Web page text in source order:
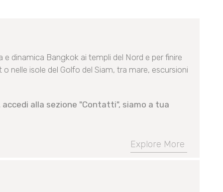
dinamica Bangkok ai templi del Nord e per finire
nelle isole del Golfo del Siam, tra mare, escursioni
alla sezione "Contatti", siamo a tua
Explore More